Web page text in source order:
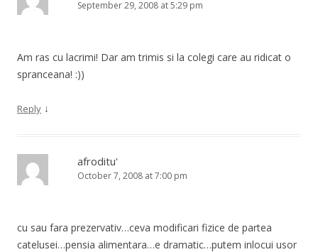
September 29, 2008 at 5:29 pm
Am ras cu lacrimi! Dar am trimis si la colegi care au ridicat o
spranceana! :))
Reply ↓
afroditu'
October 7, 2008 at 7:00 pm
cu sau fara prezervativ…ceva modificari fizice de partea
catelusei…pensia alimentara…e dramatic…putem inlocui usor